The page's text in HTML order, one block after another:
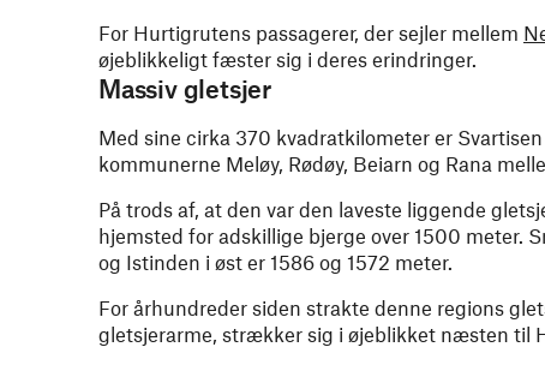
For Hurtigrutens passagerer, der sejler mellem
øjeblikkeligt fæster sig i deres erindringer.
Massiv gletsjer
Med sine cirka 370 kvadratkilometer er
kommunerne Meløy, Rødøy, Beiarn og Rana
På trods af, at den var den laveste liggende
hjemsted for adskillige bjerge over 1500 meter.
og Istinden i øst er 1586 og 1572 meter.
For århundreder siden strakte denne regions
gletsjerarme, strækker sig i øjeblikket næsten til